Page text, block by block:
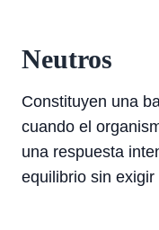
Neutros
Constituyen una
cuando el
una respuesta
equilibrio sin